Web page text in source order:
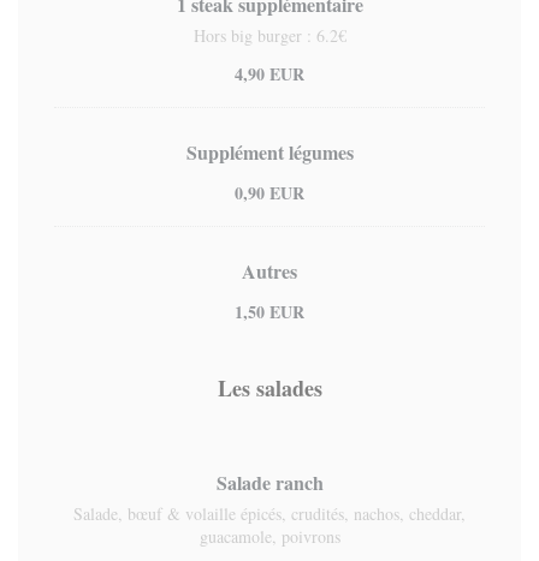
Hors big burger : 6.2€
4,90 EUR
Supplément légumes
0,90 EUR
Autres
1,50 EUR
Les salades
Salade ranch
Salade, bœuf & volaille épicés, crudités, nachos, cheddar,
guacamole, poivrons